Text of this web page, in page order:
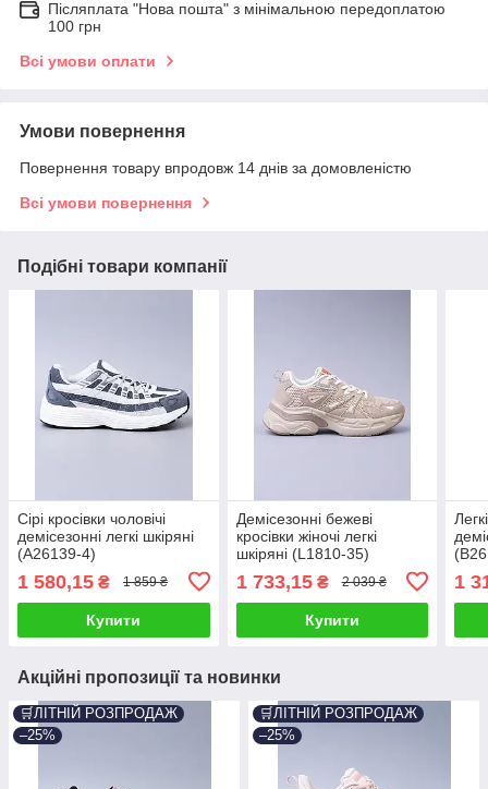
Післяплата "Нова пошта" з мінімальною передоплатою
100 грн
Всі умови оплати
Умови повернення
Повернення товару впродовж 14 днів за домовленістю
Всі умови повернення
Подібні товари компанії
Сірі кросівки чоловічі
демісезонні легкі шкіряні
(A26139-4)
1 580,15 ₴ 1 859 ₴
Купити
Демісезонні бежеві
кросівки жіночі легкі
шкіряні (L1810-35)
1 733,15₴ 2 039 ₴
Купити
1
Акційні пропозиції та новинки
🛒ЛІТНІЙ РОЗПРОДАЖ
–25%
🛒ЛІТНІЙ РОЗПРОДАЖ
–25%